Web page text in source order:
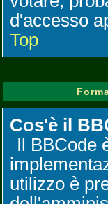
d'accesso
Top
Cos'è il
Il BBCode
utilizzo è